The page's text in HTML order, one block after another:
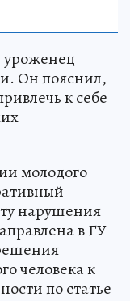
уроженец
Он пояснил,
к себе
молодого
нарушения
в ГУ
человека к
по статье